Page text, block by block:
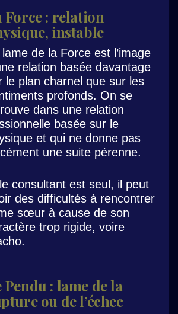
Force : relation
instable
de la Force est l’image
relation basée davantage
le plan charnel que sur les
profonds. On se
dans une relation
basée sur le
et qui ne donne pas
une suite pérenne.
consultant est seul, il peut
des difficultés à rencontrer
sœur à cause de son
trop rigide, voire
Pendu : lame de la
ou de l’échec